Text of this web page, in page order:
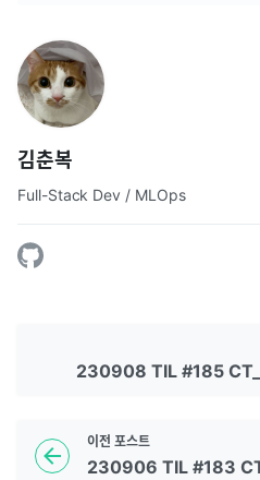
김춘복
Full-Stack Dev / MLOps
이전 포스트
230906 TIL #183
230908 TIL #185 CT_